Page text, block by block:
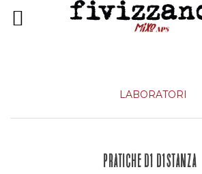
LABORATORI
PRATICHE DI DISTANZA